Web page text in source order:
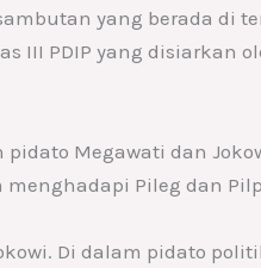
yang berada di
III PDIP yang disiarkan
Megawati dan
Pileg dan
Di dalam pidato